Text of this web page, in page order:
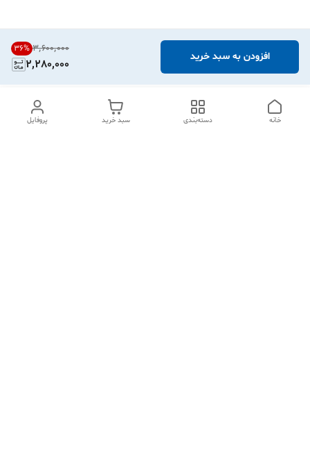
۳٬۶۰۰٬۰۰۰ 36%
2,280,000
افزودن به سبد خرید
پروفایل سبد خرید دسته‌بندی خانه